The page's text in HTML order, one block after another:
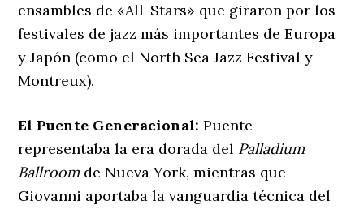
ensambles de «All-Stars» que giraron por los
festivales de jazz más importantes de Europa
y Japón (como el North Sea Jazz Festival y
Montreux).
El Puente Generacional: Puente
representaba la era dorada del Palladium
Ballroom de Nueva York, mientras que
Giovanni aportaba la vanguardia técnica del